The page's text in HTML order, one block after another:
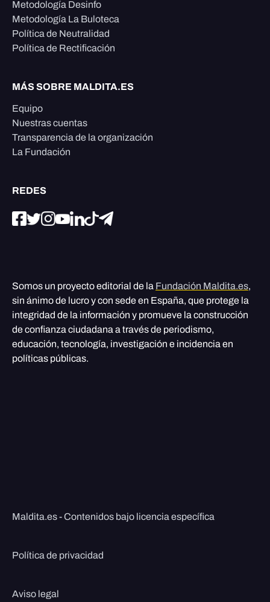
Metodología Desinfo
Metodología La Buloteca
Política de Neutralidad
Política de Rectificación
MÁS SOBRE MALDITA.ES
Equipo
Nuestras cuentas
Transparencia de la organización
La Fundación
REDES
Somos un proyecto editorial de la Fundación Maldita.es,
sin ánimo de lucro y con sede en España, que protege la
integridad de la información y promueve la construcción
de confianza ciudadana a través de periodismo,
educación, tecnología, investigación e incidencia en
políticas públicas.
Maldita.es - Contenidos bajo licencia específica
Política de privacidad
Aviso legal